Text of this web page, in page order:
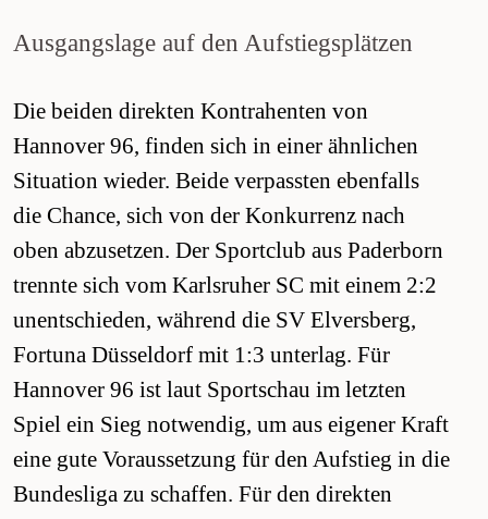
Ausgangslage auf den Aufstiegsplätzen
Die beiden direkten Kontrahenten von
Hannover 96, finden sich in einer ähnlichen
Situation wieder. Beide verpassten ebenfalls
die Chance, sich von der Konkurrenz nach
oben abzusetzen. Der Sportclub aus Paderborn
trennte sich vom Karlsruher SC mit einem 2:2
unentschieden, während die SV Elversberg,
Fortuna Düsseldorf mit 1:3 unterlag. Für
Hannover 96 ist laut Sportschau im letzten
Spiel ein Sieg notwendig, um aus eigener Kraft
eine gute Voraussetzung für den Aufstieg in die
Bundesliga zu schaffen. Für den direkten